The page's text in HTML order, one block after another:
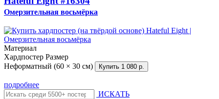
Омерзительная восьмёрка
Материал
Хардпостер Размер
Неформатный (60 × 30 см)
Купить 1 080 р.
подробнее
ИСКАТЬ